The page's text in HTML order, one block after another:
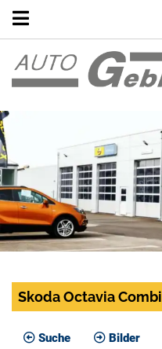
Skoda Octavia
Suche Bilder